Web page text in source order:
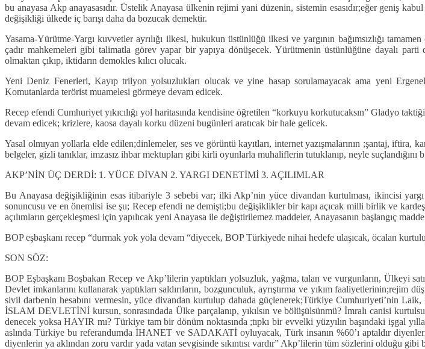
bu anayasa Akp anayasasıdır. Üstelik Anayasa ülkenin rejimi yani düzenin, sistemin esasıdır;eğer geniş
değişikliği ülkede iç barışı daha da bozucak demektir.
Yasama-Yürütme-Yargı kuvvetler ayrılığı ilkesi, hukukun üstünlüğü ilkesi ve yargının bağımsızlığı
çadır mahkemeleri gibi talimatla görev yapar bir yapıya dönüşecek. Yürütmenin üstünlüğüne dayalı
olmaktan çıkıp, iktidarın demokles kılıcı olucak.
Yeni Deniz Fenerleri, Kayıp trilyon yolsuzlukları olucak ve yine hasap sorulamayacak ama yeni
Komutanlarda terörist muamelesi görmeye devam edicek.
Recep efendi Cumhuriyet yıkıcılığı yol haritasında kendisine öğretilen “korkuyu korkutucaksın” Gladyo
devam edicek; krizlere, kaosa dayalı korku düzeni bugünleri aratıcak bir hale gelicek.
Yasal olmıyan yollarla elde edilen;dinlemeler, ses ve görüntü kayıtları, internet yazışmalarının ;şantaj,
belgeler, gizli tanıklar, imzasız ihbar mektupları gibi kirli oyunlarla muhaliflerin tutuklanıp, neyle suçlandığını
AKP’NİN ÜÇ DERDİ: 1. YÜCE DİVAN 2. YARGI DENETİMİ 3. AÇILIMLAR
Bu Anayasa değişikliğinin esas itibariyle 3 sebebi var; ilki Akp’nin yüce divandan kurtulması, ikincisi
sonuncusu ve en önemlisi ise şu; Recep efendi ne demişti;bu değişiklikler bir kapı açıcak milli birlik ve
açılımların gerçekleşmesi için yapılıcak yeni Anayasa ile değiştirilemez maddeler, Anayasanın başlangıç
BOP eşbaşkanı recep “durmak yok yola devam “diyecek, BOP Türkiyede nihai hedefe ulaşıcak, öcalan
SON SÖZ:
BOP Eşbaşkanı Boşbakan Recep ve Akp’lilerin yaptıkları yolsuzluk, yağma, talan ve vurgunların, Ülkeyi
Devlet imkanlarını kullanarak yaptıkları saldırıların, bozgunculuk, ayrıştırma ve yıkım
sivil darbenin hesabını vermesin, yüce divandan kurtulup dahada güçlenerek;Türkiye Cumhuriyeti’nin
İSLAM DEVLETİNİ kursun, sonrasındada Ülke parçalanıp, yıkılsın ve bölüşülsünmü? İmralı canisi
denecek yoksa HAYIR mı? Türkiye tam bir dönüm noktasında ;tıpkı bir evvelki yüzyılın başındaki işgal
aslında Türkiye bu referandumda İHANET ve SADAKATİ oyluyacak, Türk insanın %60’ı aptaldır
diyenlerin ya aklından zoru vardır yada vatan sevgisinde sıkıntısı vardır” Akp’lilerin tüm sözlerini olduğu